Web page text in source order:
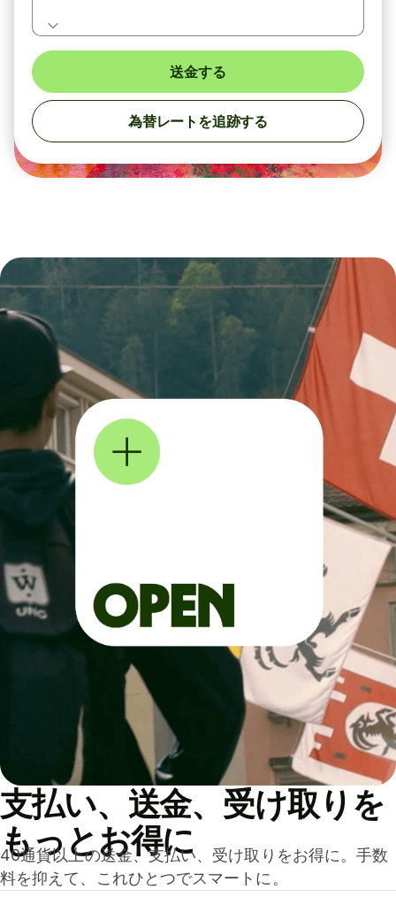
送金する
為替レートを追跡する
支払い、送金、受け取りを
もっとお得に
40通貨以上の送金、支払い、受け取りをお得に。手数
料を抑えて、これひとつでスマートに。